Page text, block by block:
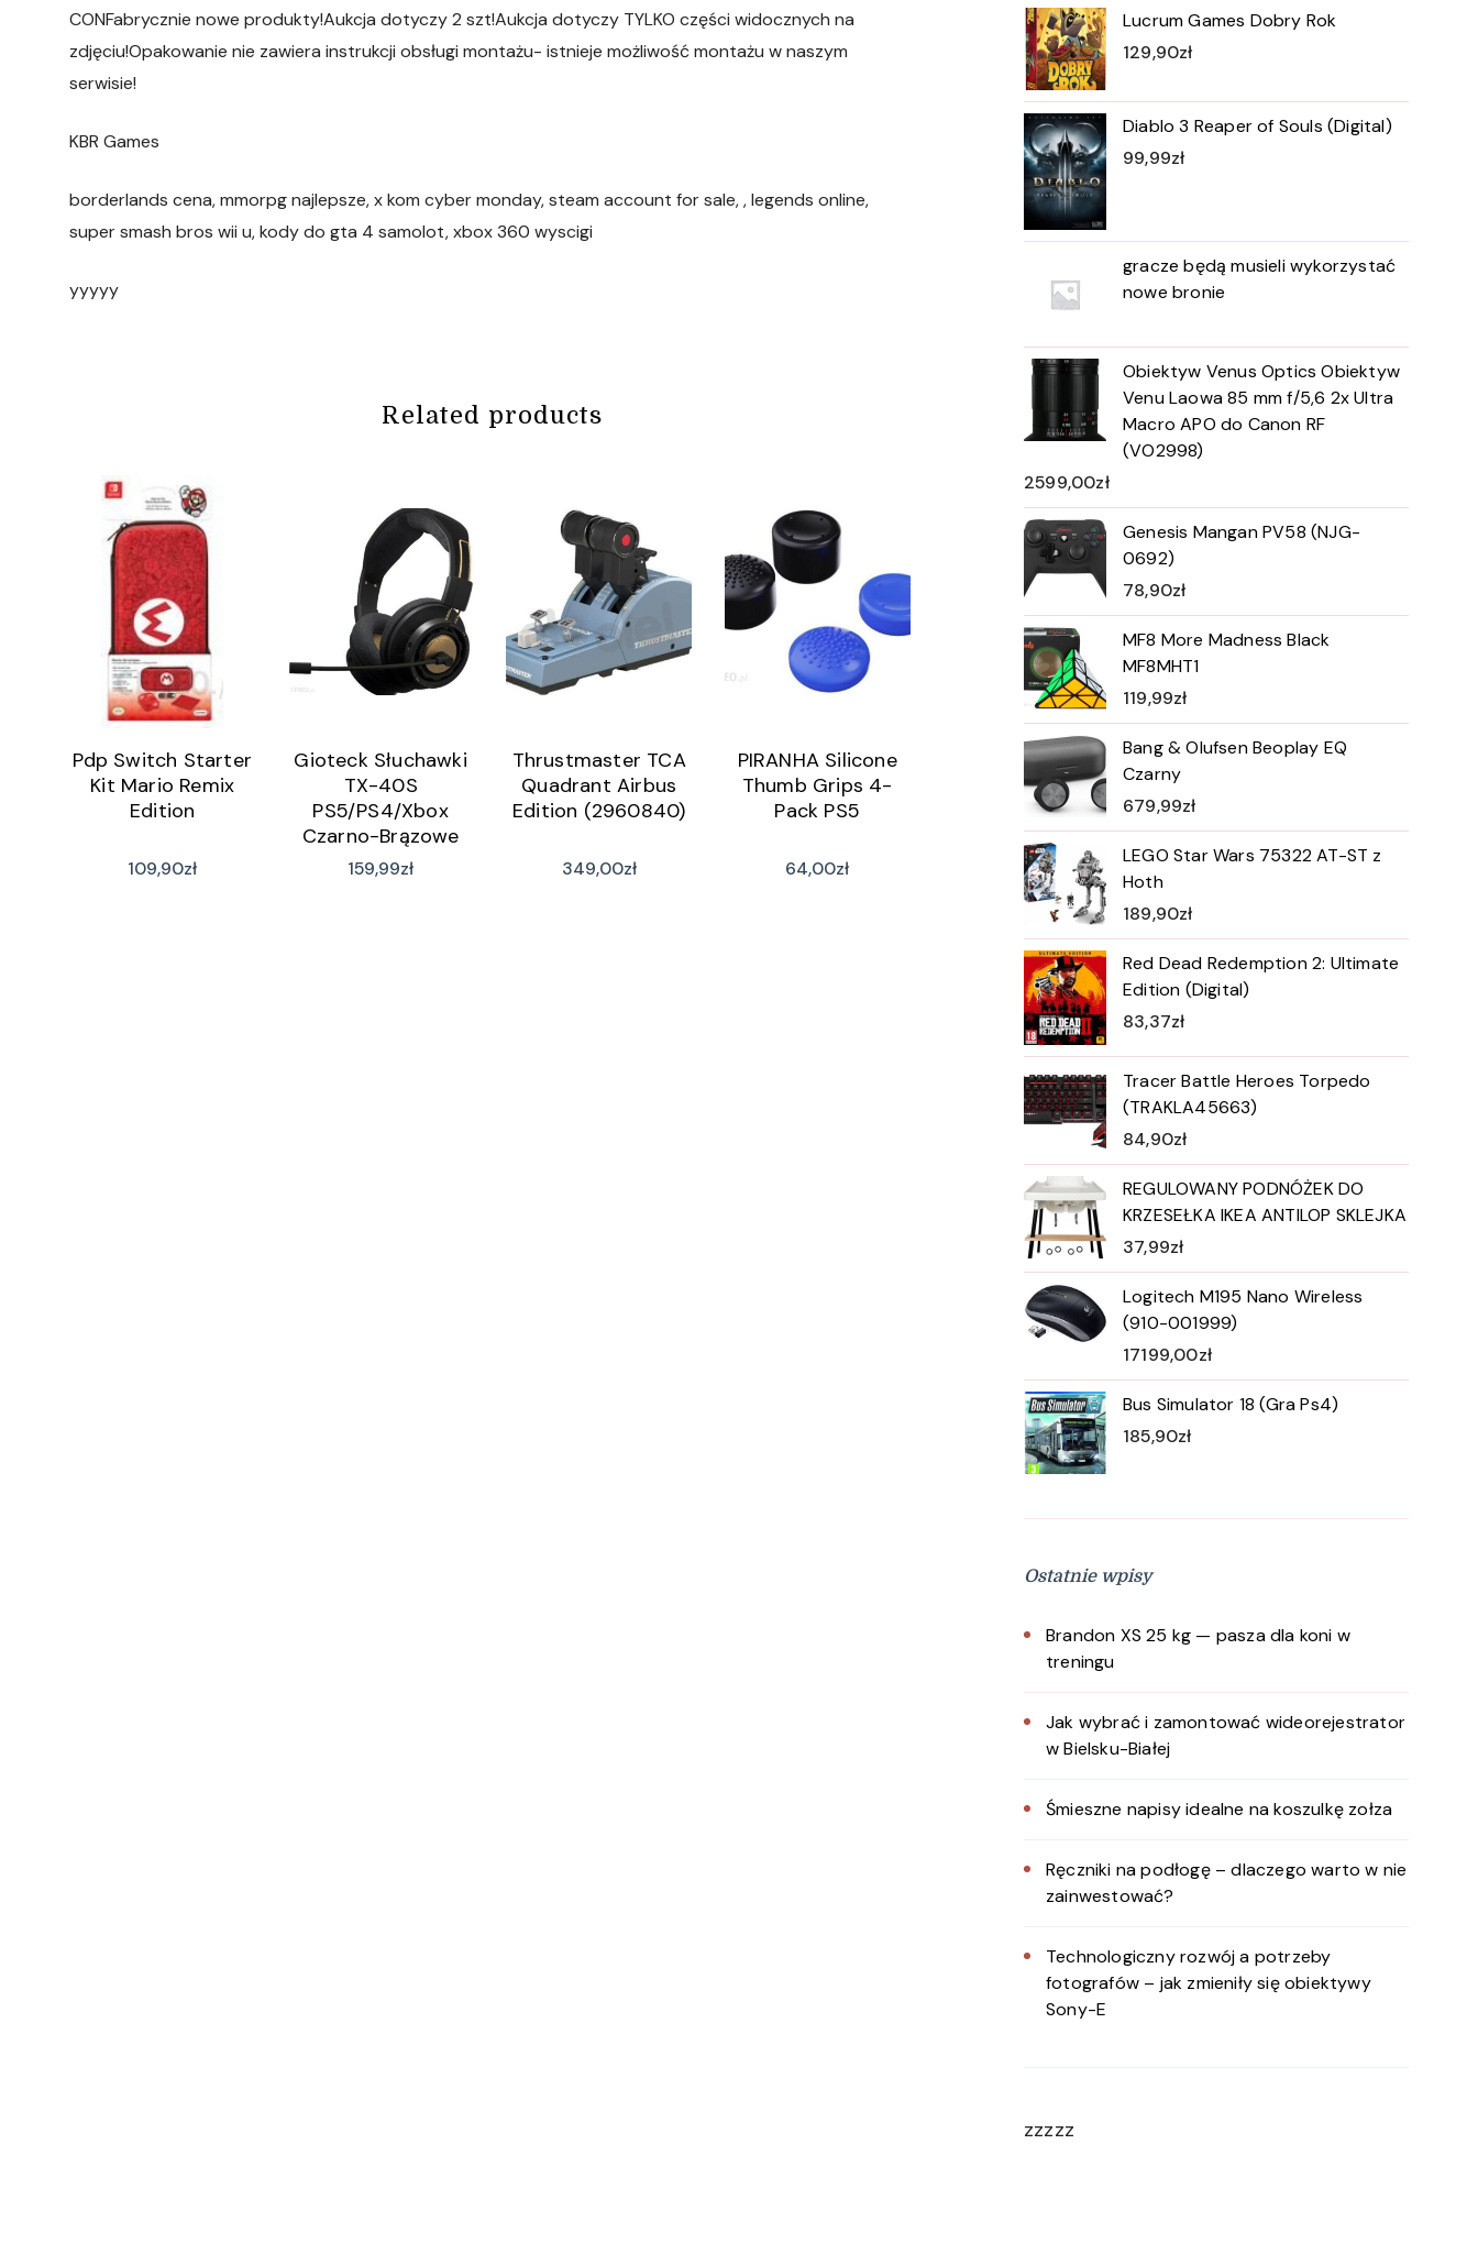
CONFabrycznie nowe produkty!Aukcja dotyczy 2 szt!Aukcja dotyczy TYLKO części widocznych na
zdjęciu!Opakowanie nie zawiera instrukcji obsługi montażu- istnieje możliwość montażu w naszym
serwisie!
KBR Games
borderlands cena, mmorpg najlepsze, x kom cyber monday, steam account for sale, , legends online,
super smash bros wii u, kody do gta 4 samolot, xbox 360 wyscigi
yyyyy
Related products
Pdp Switch Starter
Kit Mario Remix
Edition
109,90zł
Gioteck Słuchawki
TX-40S
PS5/PS4/Xbox
Czarno-Brązowe
159,99zł
Thrustmaster TCA
Quadrant Airbus
Edition (2960840)
349,00zł
PIRANHA Silicone
Thumb Grips 4-
Pack PS5
64,00zł
Lucrum Games Dobry Rok
129,90zł
Diablo 3 Reaper of Souls (Digital)
99,99zł
gracze będą musieli wykorzystać
nowe bronie
Obiektyw Venus Optics Obiektyw
Venu Laowa 85 mm f/5,6 2x Ultra
Macro APO do Canon RF
(VO2998)
2599,00zł
Genesis Mangan PV58 (NJG-
0692)
78,90zł
MF8 More Madness Black
MF8MHT1
119,99zł
Bang & Olufsen Beoplay EQ
Czarny
679,99zł
LEGO Star Wars 75322 AT-ST z
Hoth‎
189,90zł
Red Dead Redemption 2: Ultimate
Edition (Digital)
83,37zł
Tracer Battle Heroes Torpedo
(TRAKLA45663)
84,90zł
REGULOWANY PODNÓŻEK DO
KRZESEŁKA IKEA ANTILOP SKLEJKA
37,99zł
Logitech M195 Nano Wireless
(910-001999)
17199,00zł
Bus Simulator 18 (Gra Ps4)
185,90zł
Ostatnie wpisy
Brandon XS 25 kg — pasza dla koni w
treningu
Jak wybrać i zamontować wideorejestrator
w Bielsku-Białej
Śmieszne napisy idealne na koszulkę zołza
Ręczniki na podłogę – dlaczego warto w nie
zainwestować?
Technologiczny rozwój a potrzeby
fotografów – jak zmieniły się obiektywy
Sony-E
zzzzz